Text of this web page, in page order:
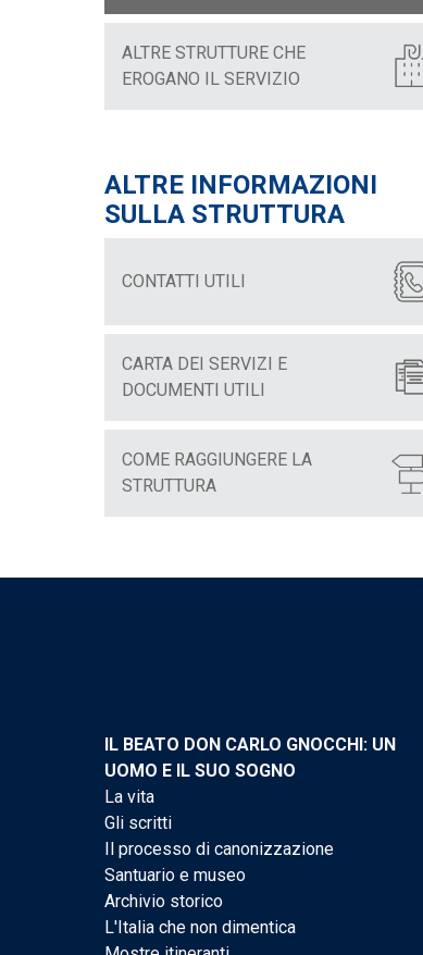
ALTRE STRUTTURE CHE
EROGANO IL SERVIZIO
ALTRE INFORMAZIONI
SULLA STRUTTURA
CONTATTI UTILI
CARTA DEI SERVIZI E
DOCUMENTI UTILI
COME RAGGIUNGERE LA
STRUTTURA
IL BEATO DON CARLO GNOCCHI: UN
UOMO E IL SUO SOGNO
La vita
Gli scritti
Il processo di canonizzazione
Santuario e museo
Archivio storico
L'Italia che non dimentica